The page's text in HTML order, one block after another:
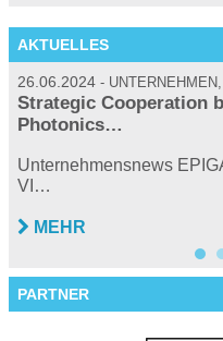
AKTUELLES
26.06.2024
Strategic Cooperation
Photonics…
Unternehmensnews
VI…
MEHR
PARTNER